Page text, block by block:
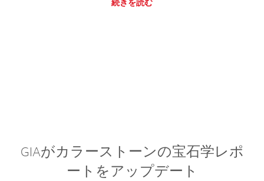
続きを読む
GIAがカラーストーンの宝石学レポ
ートをアップデート